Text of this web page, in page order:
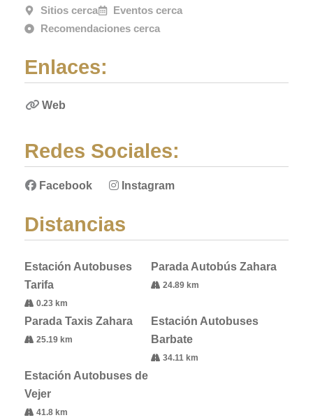
Sitios cerca
Eventos cerca
Recomendaciones cerca
Enlaces:
Web
Redes Sociales:
Facebook Instagram
Distancias
Estación Autobuses
Tarifa
0.23 km
Parada Autobús Zahara
24.89 km
Parada Taxis Zahara
25.19 km
Estación Autobuses
Barbate
34.11 km
Estación Autobuses de
Vejer
41.8 km